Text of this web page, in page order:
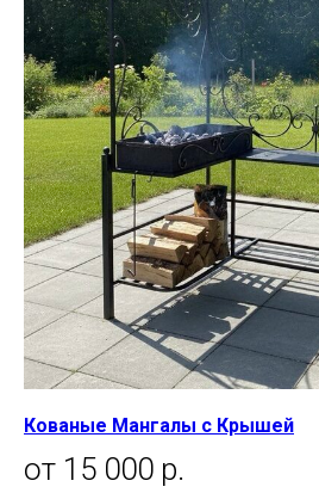
Кованые Мангалы с Крышей
от 15 000 р.